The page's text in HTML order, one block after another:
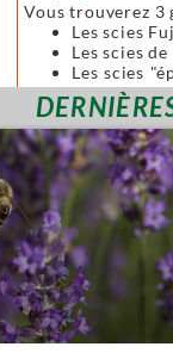
Vous trouverez 3
Les scies
Les scies
Les scies
forgées à
Toutes ces scies
Nous vous
Kughikii :
Évidemment